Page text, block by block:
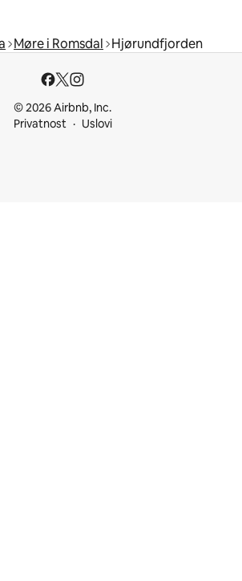
Møre i Romsdal Hjørundfjorden
© 2026 Airbnb, Inc.
Privatnost
Uslovi